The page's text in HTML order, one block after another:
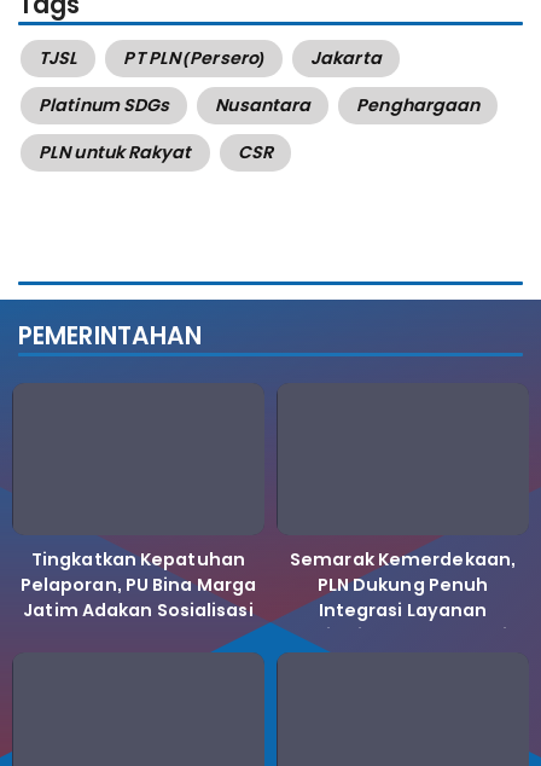
TJSL PT PLN (Persero)
Jakarta
Platinum SDGs
Nusantara
Penghargaan
PLN untuk Rakyat
CSR
PEMERINTAHAN
Tingkatkan Kepatuhan
Pelaporan, PU Bina Marga
Jatim Adakan Sosialisasi
Semarak Kemerdekaan,
PLN Dukung Penuh
Integrasi Layanan
Kelistrikan ke Koperasi
Desa Merah Putih.